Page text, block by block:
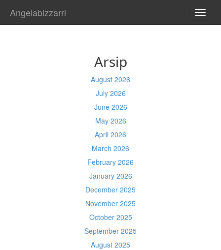
Angelabizzarri
Arsip
August 2026
July 2026
June 2026
May 2026
April 2026
March 2026
February 2026
January 2026
December 2025
November 2025
October 2025
September 2025
August 2025